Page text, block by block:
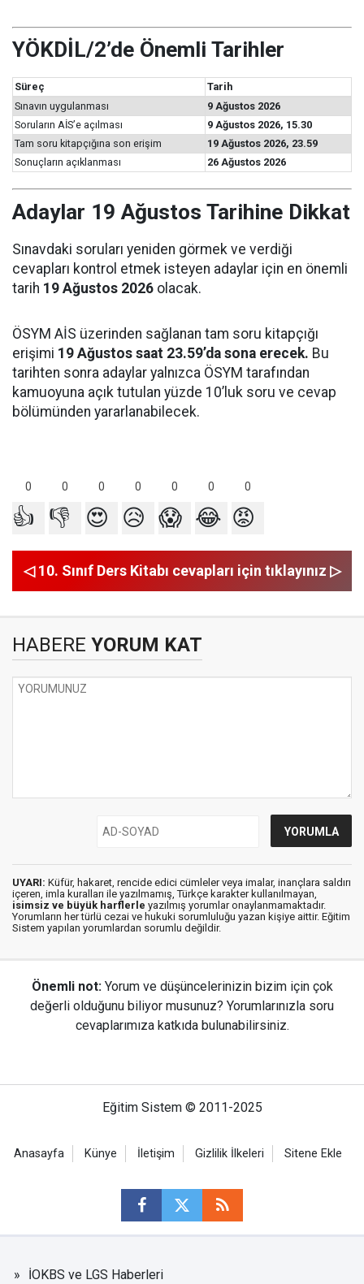
YÖKDİL/2’de Önemli Tarihler
Süreç
Tarih
Sınavın uygulanması
9 Ağustos 2026
Soruların AİS’e açılması
9 Ağustos 2026, 15.30
Tam soru kitapçığına son erişim
19 Ağustos 2026, 23.59
Sonuçların açıklanması
26 Ağustos 2026
Adaylar 19 Ağustos Tarihine Dikkat
Sınavdaki soruları yeniden görmek ve verdiği
cevapları kontrol etmek isteyen adaylar için en önemli
tarih 19 Ağustos 2026 olacak.
ÖSYM AİS üzerinden sağlanan tam soru kitapçığı
erişimi 19 Ağustos saat 23.59’da sona erecek. Bu
tarihten sonra adaylar yalnızca ÖSYM tarafından
kamuoyuna açık tutulan yüzde 10’luk soru ve cevap
bölümünden yararlanabilecek.
0 0 0 0 0 0 0
👍 👎 😍 😥 😱 😂 😡
◁ 10. Sınıf Ders Kitabı cevapları için tıklayınız ▷
HABERE YORUM KAT
UYARI: Küfür, hakaret, rencide edici cümleler veya imalar, inançlara saldırı
içeren, imla kuralları ile yazılmamış, Türkçe karakter kullanılmayan,
isimsiz ve büyük harflerle yazılmış yorumlar onaylanmamaktadır.
Yorumların her türlü cezai ve hukuki sorumluluğu yazan kişiye aittir. Eğitim
Sistem yapılan yorumlardan sorumlu değildir.
Önemli not: Yorum ve düşüncelerinizin bizim için çok
değerli olduğunu biliyor musunuz? Yorumlarınızla soru
cevaplarımıza katkıda bulunabilirsiniz.
Eğitim Sistem © 2011-2025
Anasayfa Künye İletişim Gizlilik İlkeleri Sitene Ekle
İOKBS ve LGS Haberleri